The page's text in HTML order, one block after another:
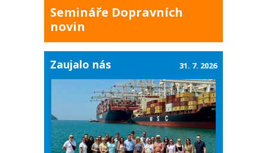
Semináře Dopravních
novin
Zaujalo nás 31. 7. 2026